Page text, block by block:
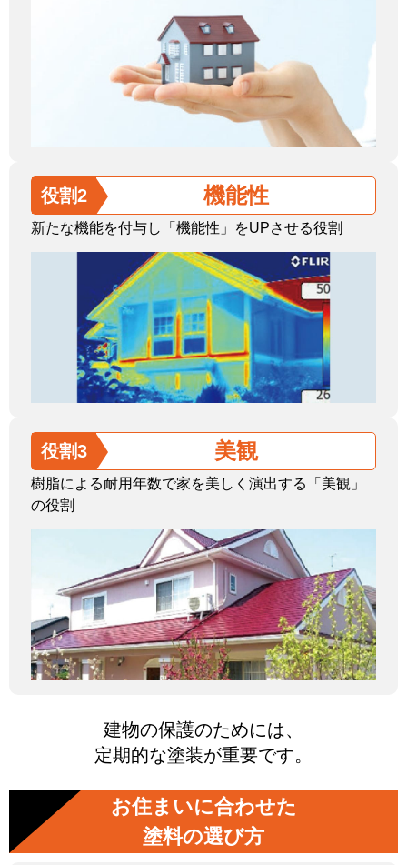
役割2 機能性
新たな機能を付与し「機能性」をUPさせる役割
役割3 美観
樹脂による耐用年数で家を美しく演出する「美観」
の役割
建物の保護のためには、
定期的な塗装が重要です。
お住まいに合わせた
塗料の選び方